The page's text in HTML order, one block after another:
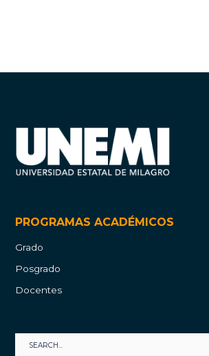
PROGRAMAS ACADÉMICOS
Grado
Posgrado
Docentes